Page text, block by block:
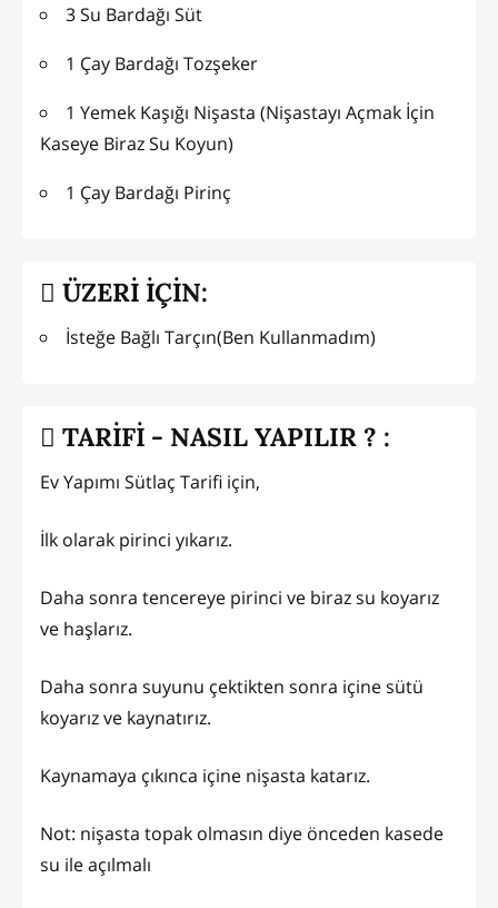
3 Su Bardağı Süt
1 Çay Bardağı Tozşeker
1 Yemek Kaşığı Nişasta (Nişastayı Açmak İçin
Kaseye Biraz Su Koyun)
1 Çay Bardağı Pirinç
ÜZERİ İÇİN:
İsteğe Bağlı Tarçın(Ben Kullanmadım)
TARİFİ - NASIL YAPILIR ? :
Ev Yapımı Sütlaç Tarifi için,
İlk olarak pirinci yıkarız.
Daha sonra tencereye pirinci ve biraz su koyarız
ve haşlarız.
Daha sonra suyunu çektikten sonra içine sütü
koyarız ve kaynatırız.
Kaynamaya çıkınca içine nişasta katarız.
Not: nişasta topak olmasın diye önceden kasede
su ile açılmalı